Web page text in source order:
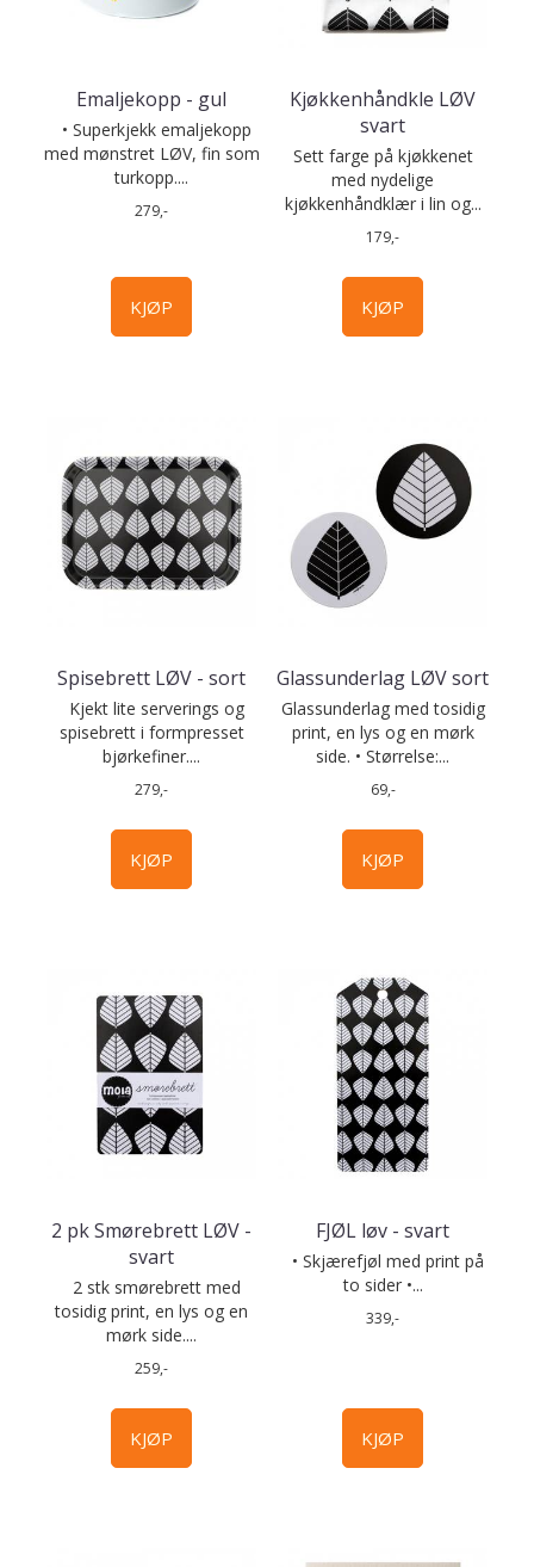
Emaljekopp - gul
• Superkjekk emaljekopp
med mønstret LØV, fin som
turkopp....
279,-
KJØP
Kjøkkenhåndkle LØV
svart
Sett farge på kjøkkenet
med nydelige
kjøkkenhåndklær i lin og...
179,-
KJØP
Spisebrett LØV - sort
Kjekt lite serverings og
spisebrett i formpresset
bjørkefiner....
279,-
KJØP
Glassunderlag LØV sort
Glassunderlag med tosidig
print, en lys og en mørk
side. • Størrelse:...
69,-
KJØP
2 pk Smørebrett LØV -
svart
2 stk smørebrett med
tosidig print, en lys og en
mørk side....
259,-
KJØP
FJØL løv - svart
• Skjærefjøl med print på
to sider •...
339,-
KJØP